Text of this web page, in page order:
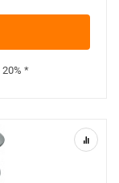
20% *